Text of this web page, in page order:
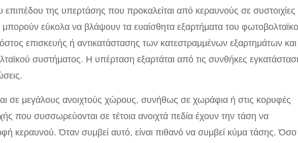
επιπέδου της υπερτάσης που προκαλείται από κεραυνούς σε συστοιχίες
εύκολα να βλάψουν τα ευαίσθητα εξαρτήματα του
επισκευής ή αντικατάστασης των κατεστραμμένων εξαρτημάτων και
συστήματος. Η υπέρταση εξαρτάται από τις συνθήκες
σε μεγάλους ανοιχτούς χώρους, συνήθως σε χωράφια ή στις κορυφές
που συσσωρεύονται σε τέτοια ανοιχτά πεδία έχουν την τάση να
κεραυνού. Όταν συμβεί αυτό, είναι πιθανό να συμβεί κύμα τάσης. Όσο